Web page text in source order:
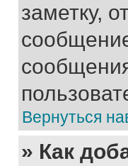
заметку,
Вернуться
» Как